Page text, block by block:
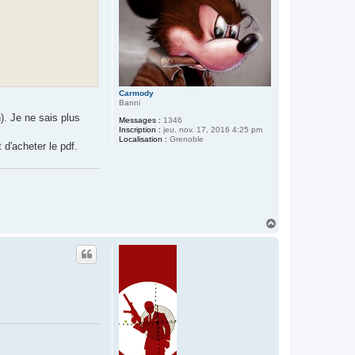
Carmody
Banni
Messages : 1346
Inscription : jeu. nov. 17, 2016 4:25 pm
Localisation : Grenoble
Je ne sais plus
d'acheter le pdf.